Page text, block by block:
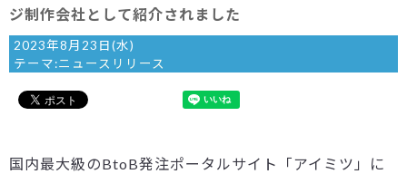
ジ制作会社として紹介されました
2023年8月23日(水)
テーマ:ニュースリリース
国内最大級のBtoB発注ポータルサイト「アイミツ」に